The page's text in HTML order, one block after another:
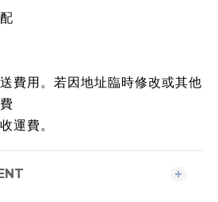
費用。若因地址臨時修改或其他
運費。